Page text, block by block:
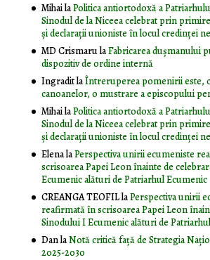
MihailaPolitica antiortodoxă a
Sinodul de la Niceea celebrat prin
și declarații unioniste în locul credinței
MD CrismarulaFabricarea dușmanului
dispozitiv de ordine internă
IngraditlaÎntreruperea pomenirii este,
canoanelor, o mustrare a episcopului
MihailaPolitica antiortodoxă a
Sinodul de la Niceea celebrat prin
și declarații unioniste în locul credinței
ElenalaPerspectiva unirii ecumeniste
scrisoarea Papei Leon înainte de
Ecumenic alături de Patriarhul Ecumenic
CREANGA TEOFILlaPerspectiva unirii
reafirmată în scrisoarea Papei Leon
Sinodului I Ecumenic alături de
DanlaNotă critică faţă de Strategia
2025-2030